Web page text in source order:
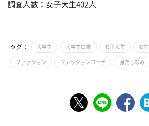
調査人数：女子大生402人
タグ： 大学生 大学生白書 女子大生 女性
ファッション ファッションコーデ 身だしなみ